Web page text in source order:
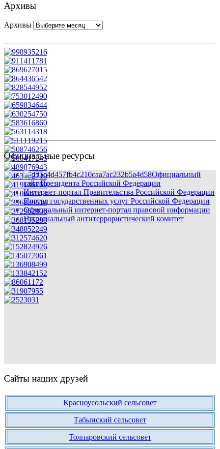
Архивы
Архивы
Официальные ресурсы
Официальный
сайт Президента Российской Федерации
Интернет-портал Правительства Российской Федерации
Портал государственных услуг Российской Федерации
Официальный интернет-портал правовой информации
Национальный антитеррористический комитет
Сайты наших друзей
Красноусольский сельсовет
Табынский сельсовет
Толпаровский сельсовет